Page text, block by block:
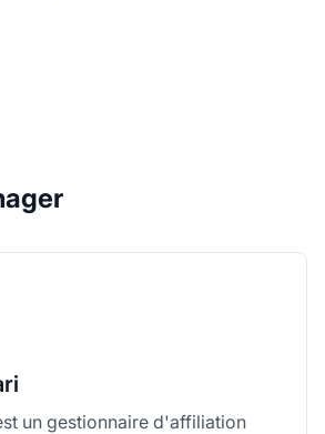
un gestionnaire d'affiliation